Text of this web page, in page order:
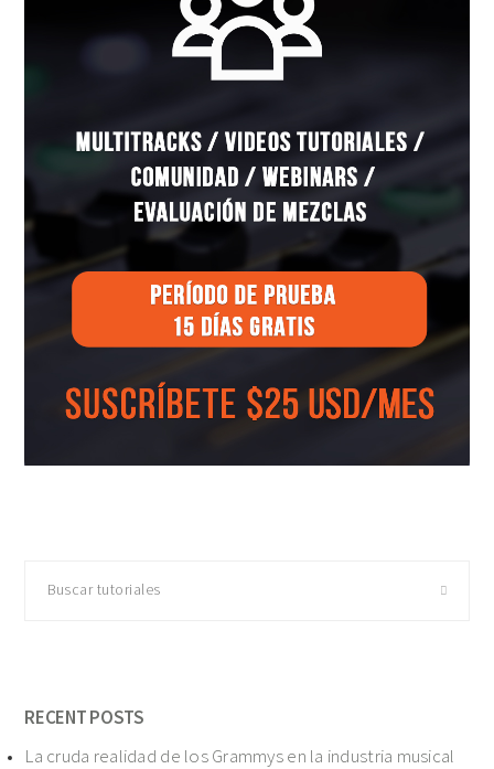
tutoriales
RECENT POSTS
La cruda realidad de los Grammys en la industria musical